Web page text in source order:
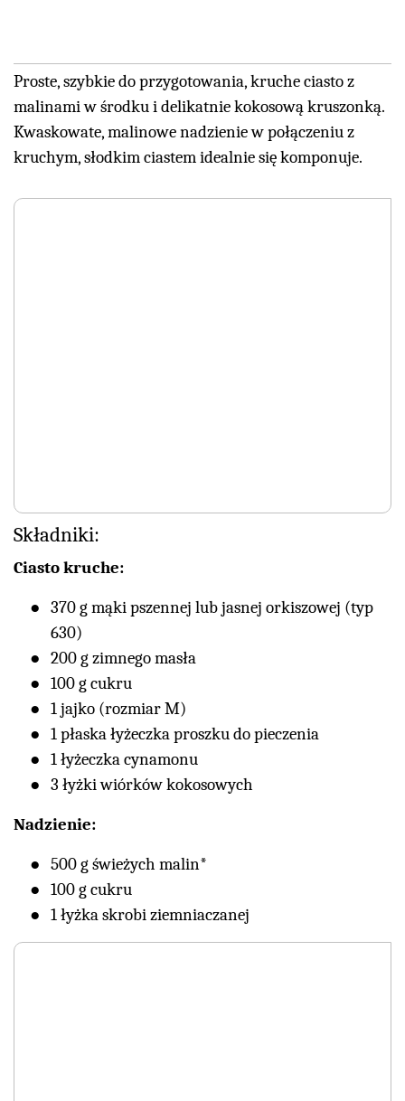
Proste, szybkie do przygotowania, kruche ciasto z
malinami w środku i delikatnie kokosową kruszonką.
Kwaskowate, malinowe nadzienie w połączeniu z
kruchym, słodkim ciastem idealnie się komponuje.
Składniki:
Ciasto kruche:
370 g mąki pszennej lub jasnej orkiszowej (typ
630)
200 g zimnego masła
100 g cukru
1 jajko (rozmiar M)
1 płaska łyżeczka proszku do pieczenia
1 łyżeczka cynamonu
3 łyżki wiórków kokosowych
Nadzienie:
500 g świeżych malin*
100 g cukru
1 łyżka skrobi ziemniaczanej